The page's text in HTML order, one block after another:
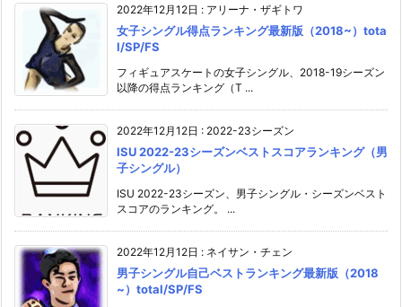
2022年12月12日 : アリーナ・ザギトワ
女子シングル得点ランキング最新版（2018~）tota
l/SP/FS
フィギュアスケートの女子シングル、2018-19シーズン
以降の得点ランキング（T ...
2022年12月12日 : 2022-23シーズン
ISU 2022-23シーズンベストスコアランキング（男
子シングル）
ISU 2022-23シーズン、男子シングル・シーズンベスト
スコアのランキング。 ...
2022年12月12日 : ネイサン・チェン
男子シングル自己ベストランキング最新版（2018
~）total/SP/FS